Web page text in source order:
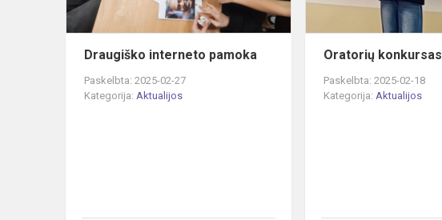
Draugiško interneto pamoka
Paskelbta: 2025-02-27
Kategorija: Aktualijos
Oratorių konkursas
Paskelbta: 2025-02-18
Kategorija:Aktualijos